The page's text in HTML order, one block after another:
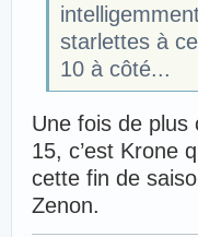
starlettes à
10 à côté...
Une fois de plus
15, c’est Krone
cette fin de
Zenon.